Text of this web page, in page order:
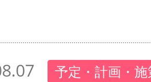
予定・計画・